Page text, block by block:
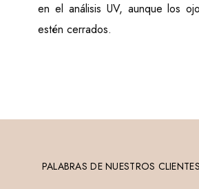
VISIA iPad App
version of iOS
en el análisis UV, aunque los
estén cerrados.
PALABRAS DE NUESTROS